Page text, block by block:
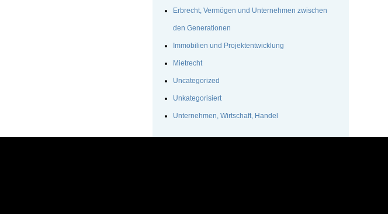
Erbrecht, Vermögen und Unternehmen zwischen
den Generationen
Immobilien und Projektentwicklung
Mietrecht
Uncategorized
Unkategorisiert
Unternehmen, Wirtschaft, Handel